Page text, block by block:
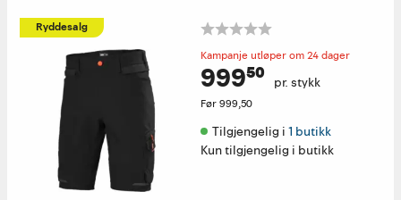
Ryddesalg
Kampanje utløper om 24 dager
999⁵⁰ pr. stykk
Før999,50
Tilgjengelig i 1 butikk
Kun tilgjengelig i butikk